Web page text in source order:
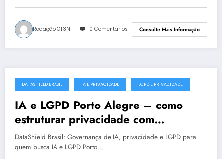
Redação OT3N 0 Comentários Consulte Mais Informação
julho 18, 2025
DATASHIELD BRASIL IA E PRIVACIDADE LGPD E PRIVACIDADE
IA e LGPD Porto Alegre – como
estruturar privacidade com
segurança
DataShield Brasil: Governança de IA, privacidade e LGPD para
quem busca IA e LGPD Porto…